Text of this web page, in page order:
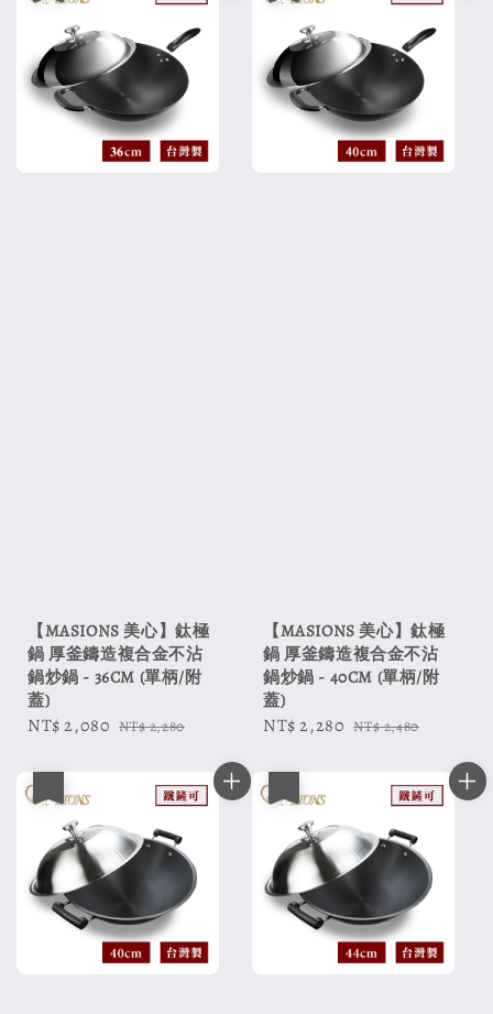
【MASIONS 美心】鈦極
鍋 厚釜鑄造複合金不沾
鍋炒鍋 - 36CM (單柄/附
蓋)
Sale
NT$ 2,080 Regular
NT$ 2,280
【MASIONS 美心】鈦極
鍋 厚釜鑄造複合金不沾
鍋炒鍋 - 40CM (單柄/附
蓋)
Sale
NT$ 2,280 Regular
NT$ 2,480